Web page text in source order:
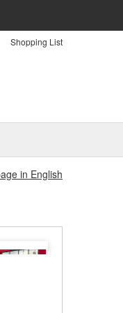
Shopping List
in English